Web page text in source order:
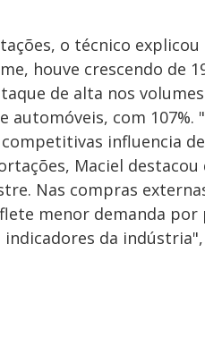
o técnico
houve crescendo de
de alta nos
automóveis, com
influencia
Maciel
Nas compras
menor demanda
indicadores da